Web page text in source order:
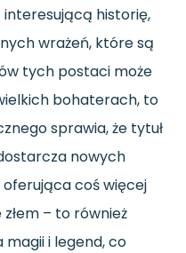
historię,
wrażeń, które są
tych postaci może
bohaterach, to
sprawia, że tytuł
nowych
oferująca coś więcej
– to również
magii i legend, co